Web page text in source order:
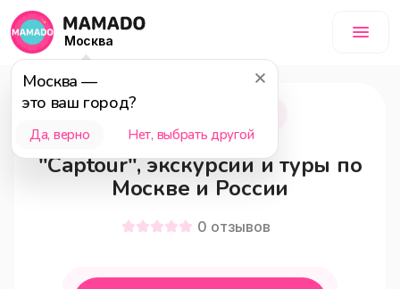
Москва
Москва —
это ваш город?
Да, верно Нет, выбрать другой
Москва
"Captour", экскурсии и туры по
Москве и России
0 отзывов